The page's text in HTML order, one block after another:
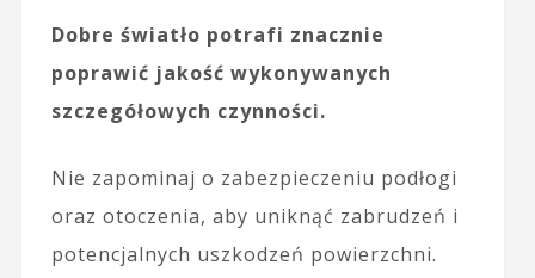
Dobre światło potrafi znacznie
poprawić jakość wykonywanych
szczegółowych czynności.
Nie zapominaj o zabezpieczeniu podłogi
oraz otoczenia, aby uniknąć zabrudzeń i
potencjalnych uszkodzeń powierzchni.